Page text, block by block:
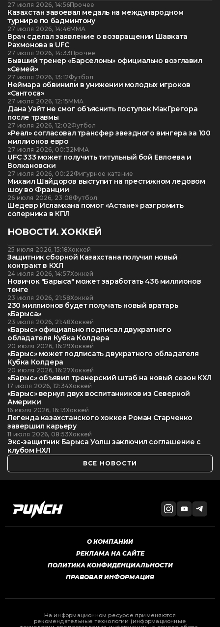
27 июля 2026, 14:56Прочее
Казахстан завоевал медаль на международном
турнире по бадминтону
27 июля 2026, 14:46ММА
Врач сделал заявление о возвращении Шавката
Рахмонова в UFC
27 июля 2026, 14:33Прочее
Бывший тренер «Барселоны» официально возглавил
«Семей»
27 июля 2026, 13:12Футбол
Неймара обвинили в унижении молодых игроков
«Сантоса»
27 июля 2026, 12:15ММА
Дана Уайт не смог объяснить поступок МакГрегора
после травмы
27 июля 2026, 12:02Футбол
«Реал» согласовал трансфер звездного вингера за 100
миллионов евро
27 июля 2026, 00:32ММА
UFC 333 может получить титульный бой Евлоева и
Волкановски
27 июля 2026, 00:22Фигурное катание
Михаил Шайдоров выступит на престижном ледовом
шоу во Франции
26 июля 2026, 23:08Футбол
Шедевр Исламхана помог «Астане» разгромить
соперника в КПЛ
НОВОСТИ. ХОККЕЙ
25 июля 2026, 15:18Хоккей
Защитник сборной Казахстана получил новый
контракт в КХЛ
24 июля 2026, 14:57Хоккей
Новичок "Барыса" может заработать 436 миллионов
тенге
23 июля 2026, 21:58Хоккей
230 миллионов будет получать новый вратарь
«Барыса»
23 июля 2026, 21:48Хоккей
«Барыс» официально подписал двукратного
обладателя Кубка Колдера
20 июля 2026, 16:29Хоккей
«Барыс» может подписать двукратного обладателя
Кубка Колдера
20 июля 2026, 16:27Хоккей
«Барыс» объявил тренерский штаб на новый сезон КХЛ
17 июля 2026, 12:34Хоккей
«Барыс» вернул двух воспитанников из Северной
Америки
16 июля 2026, 16:13Хоккей
Легенда казахстанского хоккея Роман Старченко
завершил карьеру
11 июля 2026, 08:53Хоккей
Экс-защитник Барыса Уолш заключил соглашение с
клубом НХЛ
ВСЕ НОВОСТИ
О КОМПАНИИ
РЕКЛАМА НА САЙТЕ
ПОЛИТИКА КОНФИДЕНЦИАЛЬНОСТИ
ПРАВОВАЯ ИНФОРМАЦИЯ
На информационном ресурсе применяются
рекомендательные технологии (информационные